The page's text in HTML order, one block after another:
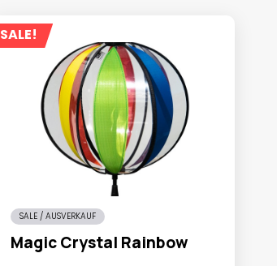
SALE!
SALE / AUSVERKAUF
Magic Crystal Rainbow